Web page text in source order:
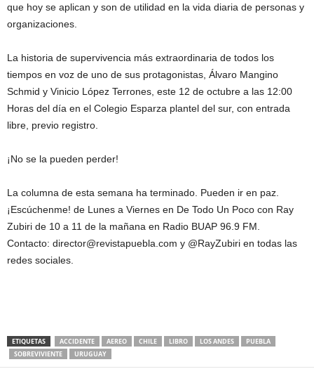
que hoy se aplican y son de utilidad en la vida diaria de personas y
organizaciones.
La historia de supervivencia más extraordinaria de todos los
tiempos en voz de uno de sus protagonistas, Álvaro Mangino
Schmid y Vinicio López Terrones, este 12 de octubre a las 12:00
Horas del día en el Colegio Esparza plantel del sur, con entrada
libre, previo registro.
¡No se la pueden perder!
La columna de esta semana ha terminado. Pueden ir en paz.
¡Escúchenme! de Lunes a Viernes en De Todo Un Poco con Ray
Zubiri de 10 a 11 de la mañana en Radio BUAP 96.9 FM.
Contacto: director@revistapuebla.com y @RayZubiri en todas las
redes sociales.
ETIQUETAS ACCIDENTE AEREO CHILE LIBRO LOS ANDES
PUEBLA
SOBREVIVIENTE
URUGUAY